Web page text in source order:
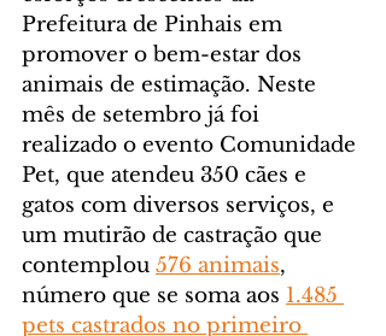
Prefeitura de Pinhais em
promover o bem-estar dos
animais de estimação. Neste
mês de setembro já foi
realizado o evento Comunidade
Pet, que atendeu 350 cães e
gatos com diversos serviços, e
um mutirão de castração que
contemplou 576 animais,
número que se soma aos 1.485
pets castrados no primeiro